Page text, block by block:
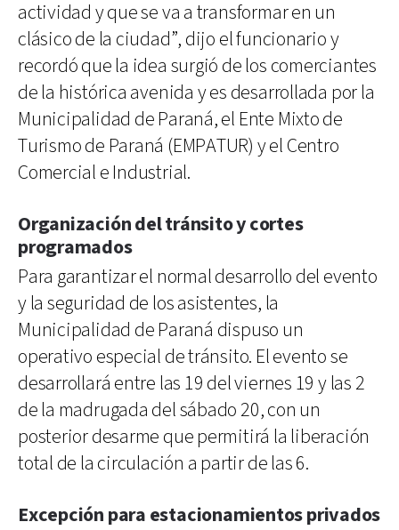
actividad y que se va a transformar en un
clásico de la ciudad”, dijo el funcionario y
recordó que la idea surgió de los comerciantes
de la histórica avenida y es desarrollada por la
Municipalidad de Paraná, el Ente Mixto de
Turismo de Paraná (EMPATUR) y el Centro
Comercial e Industrial.
Organización del tránsito y cortes
programados
Para garantizar el normal desarrollo del evento
y la seguridad de los asistentes, la
Municipalidad de Paraná dispuso un
operativo especial de tránsito. El evento se
desarrollará entre las 19 del viernes 19 y las 2
de la madrugada del sábado 20, con un
posterior desarme que permitirá la liberación
total de la circulación a partir de las 6.
Excepción para estacionamientos privados